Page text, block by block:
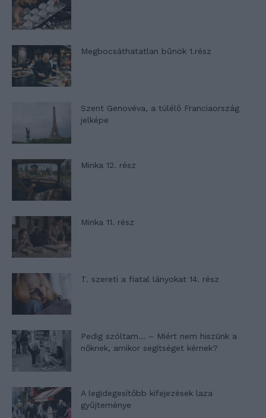
Megbocsáthatatlan bűnök 1.rész
Szent Genovéva, a túlélő Franciaország
jelképe
Minka 12. rész
Minka 11. rész
T. szereti a fiatal lányokat 14. rész
Pedig szóltam… – Miért nem hiszünk a
nőknek, amikor segítséget kérnek?
A legidegesítőbb kifejezések laza
gyűjteménye